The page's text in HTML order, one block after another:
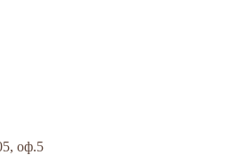
оф.5